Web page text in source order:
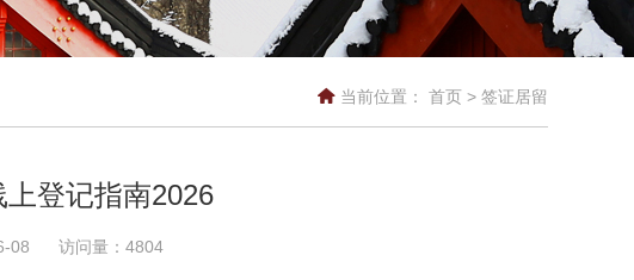
当前位置： 首页 > 签证居留
登记指南2026
08 访问量： 4804